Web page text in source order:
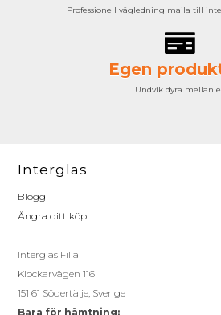
Professionell vägledning maila till
Egen
Undvik dyra
Interglas
Blogg
Ångra ditt köp
Interglas Filial
Klockarvägen 116
151 61 Södertälje, Sverige
Bara för hämtning: